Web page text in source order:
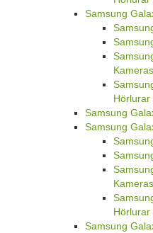
Samsung
Hörlurar
Samsung
Samsung
Hörlurar
Samsung